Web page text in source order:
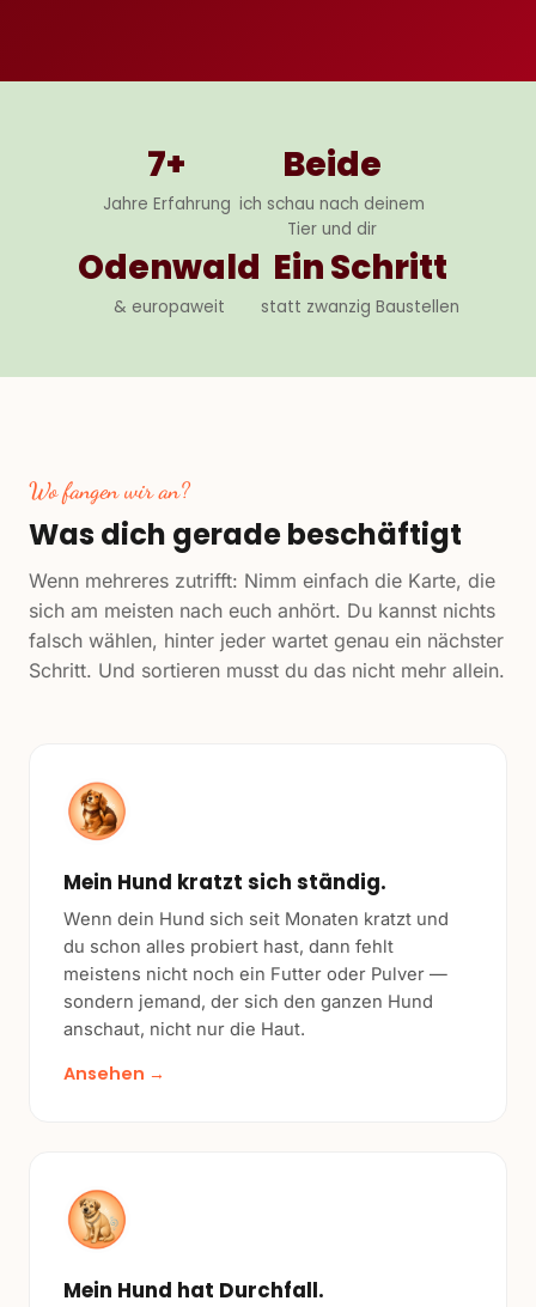
7+
Jahre Erfahrung
Beide
ich schau nach deinem
Tier und dir
Odenwald
& europaweit
Ein Schritt
statt zwanzig Baustellen
Wo fangen wir an?
Was dich gerade beschäftigt
Wenn mehreres zutrifft: Nimm einfach die Karte, die
sich am meisten nach euch anhört. Du kannst nichts
falsch wählen, hinter jeder wartet genau ein nächster
Schritt. Und sortieren musst du das nicht mehr allein.
Mein Hund kratzt sich ständig.
Wenn dein Hund sich seit Monaten kratzt und
du schon alles probiert hast, dann fehlt
meistens nicht noch ein Futter oder Pulver —
sondern jemand, der sich den ganzen Hund
anschaut, nicht nur die Haut.
Ansehen →
Mein Hund hat Durchfall.